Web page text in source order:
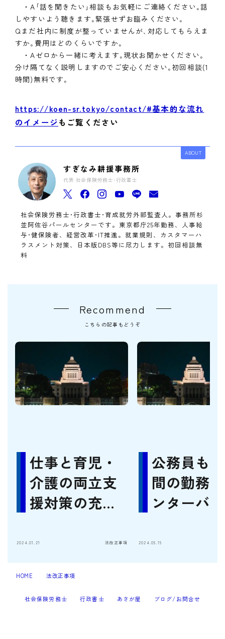
・A｢話を聞きたい｣相談もお気軽にご連絡ください｡話
しやすいよう聴きます｡緊張せずお臨みください｡
Qまだ社内に制度が整っていませんが､対応してもらえま
すか｡費用はどのくらいですか｡
・Aゼロから一緒に考えます｡現状お聞かせください｡
分け隔てなく説明しますのでご安心ください｡初回相談(1
時間)無料です｡
https://koen-sr.tokyo/contact/#基本的な流れ
のイメージ もご覧ください
ABOUT
すぎなみ耕援事務所
代表 社会保険労務士･行政書士
社会保険労務士･行政書士･育成就労外部監査人。事務所杉
並阿佐谷パールセンターです。東京都庁25年勤務、人事給
与･健保険者、経営改革･IT推進。就業規則、カスタマーハ
ラスメント対策、日本版DBS等に尽力します。初回相談無
料
Recommend
こちらの記事もどうぞ
仕事と育児・
介護の両立支
援対策の充実
政審建議）
2024.01.21 法改正事項
公務員も
間の勤務
ンターバル
2024.05.15
HOME 法改正事項
社会保険労務士 行政書士 あさが屋 ブログ/お問合せ